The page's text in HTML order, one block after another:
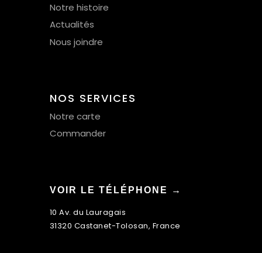
Notre histoire
Actualités
Nous joindre
NOS SERVICES
Notre carte
Commander
VOIR LE TÉLÉPHONE →
10 Av. du Lauragais
31320 Castanet-Tolosan, France